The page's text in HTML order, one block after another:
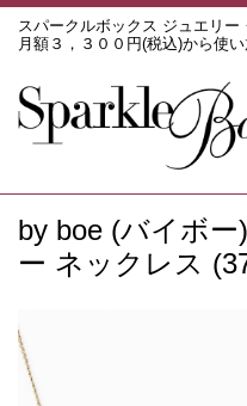
スパークルボックス ジュエリ
月額３，３００円(税込)から使
by boe (バイボ
ー ネックレス